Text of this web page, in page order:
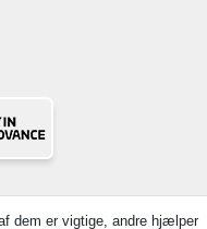
dem er vigtige, andre hjælper